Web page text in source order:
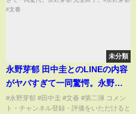
未分類
永野芽郁 田中圭とのLINEの内容
がヤバすぎて一同驚愕。永野芽
郁 完全終了。#永野芽郁 #文春
#永野芽郁 #田中圭 #文春 #第二弾 コメン
ト・チャンネル登録・評価をいただけると